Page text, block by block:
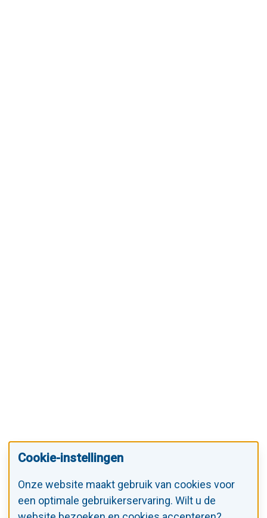
Cookie-instellingen
Onze website maakt gebruik van cookies voor
een optimale gebruikerservaring. Wilt u de